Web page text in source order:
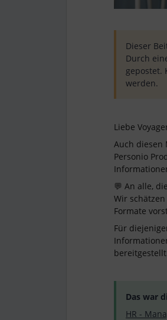
Dieser
Durch
gepostet.
werden.
Liebe
Auch diesen
Personio
💬 An alle,
Wir
Formate
Für
Das war
HR -